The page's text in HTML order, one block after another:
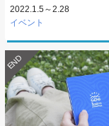
2022.1.5～2.28
イベント
END